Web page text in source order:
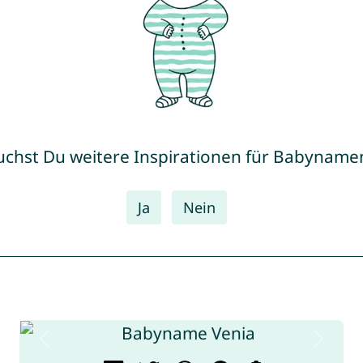
Du weitere Inspirationen für
Ja Nein